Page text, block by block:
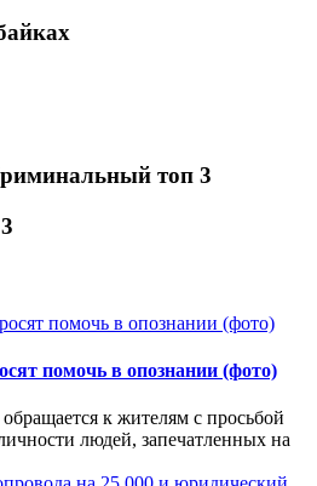
топ 3
помочь в опознании (фото)
к жителям с просьбой
людей, запечатленных на